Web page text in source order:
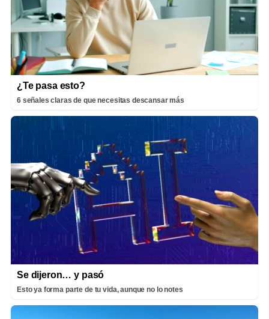
¿Te pasa esto?
6 señales claras de que necesitas descansar más
Se dijeron… y pasó
Esto ya forma parte de tu vida, aunque no lo notes